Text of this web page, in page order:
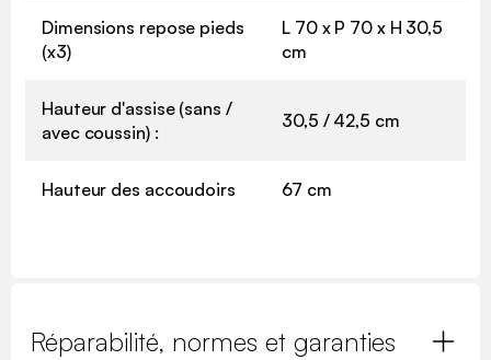
Dimensions repose pieds
(x3)
L 70 x P 70 x H 30,5
cm
Hauteur d'assise (sans /
avec coussin) :
30,5 / 42,5 cm
Hauteur des accoudoirs 67 cm
Réparabilité, normes et garanties